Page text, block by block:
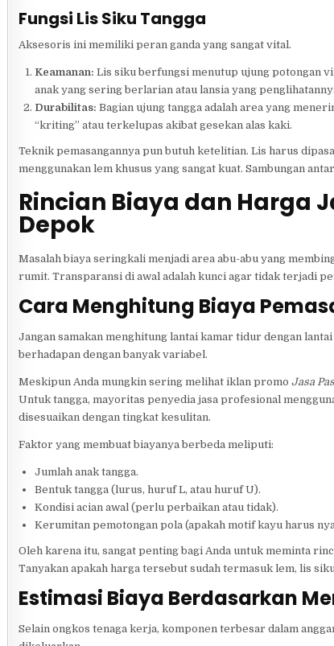
Fungsi Lis Siku Tangga
Aksesoris ini memiliki peran ganda yang sangat vital.
Keamanan: Lis siku berfungsi menutup ujung potongan
anak yang sering berlarian atau lansia yang
Durabilitas: Bagian ujung tangga adalah area yang
“kriting” atau terkelupas akibat gesekan alas kaki.
Teknik pemasangannya pun butuh ketelitian. Lis harus
menggunakan lem khusus yang sangat kuat. Sambungan
Rincian Biaya dan Harga
Depok
Masalah biaya seringkali menjadi area abu-abu yang
rumit. Transparansi di awal adalah kunci agar tidak terjadi
Cara Menghitung Biaya
Jangan samakan menghitung lantai kamar tidur dengan
berhadapan dengan banyak variabel.
Meskipun Anda mungkin sering melihat iklan promo Jasa
Untuk tangga, mayoritas penyedia jasa profesional
disesuaikan dengan tingkat kesulitan.
Faktor yang membuat biayanya berbeda meliputi:
Jumlah anak tangga.
Bentuk tangga (lurus, huruf L, atau huruf U).
Kondisi acian awal (perlu perbaikan atau tidak).
Kerumitan pemotongan pola (apakah motif kayu harus
Oleh karena itu, sangat penting bagi Anda untuk meminta
Tanyakan apakah harga tersebut sudah termasuk lem, lis
Estimasi Biaya Berdasarkan
Selain ongkos tenaga kerja, komponen terbesar dalam